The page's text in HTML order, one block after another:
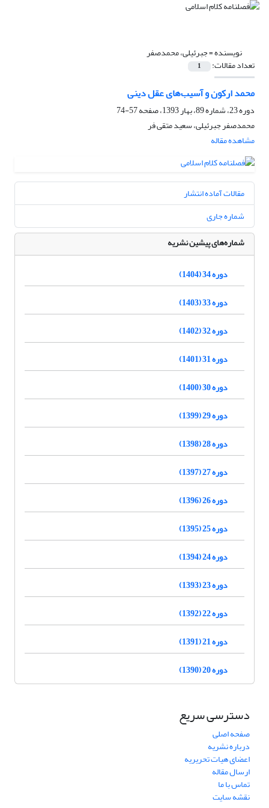
نویسنده =جبرئیلی، محمدصفر
تعداد مقالات: 1
محمد ارکون و آسیب‌های عقل دینی
دوره 23، شماره 89، بهار 1393، صفحه
57-74
محمدصفر جبرئیلی، سعید متقی فر
مشاهده مقاله
مقالات آماده انتشار
شماره جاری
شماره‌های پیشین نشریه
دوره 34 (1404)
دوره 33 (1403)
دوره 32 (1402)
دوره 31 (1401)
دوره 30 (1400)
دوره 29 (1399)
دوره 28 (1398)
دوره 27 (1397)
دوره 26 (1396)
دوره 25 (1395)
دوره 24 (1394)
دوره 23 (1393)
دوره 22 (1392)
دوره 21 (1391)
دوره 20 (1390)
دسترسی سریع
صفحه اصلی
درباره نشریه
اعضای هیات تحریریه
ارسال مقاله
تماس با ما
نقشه سایت